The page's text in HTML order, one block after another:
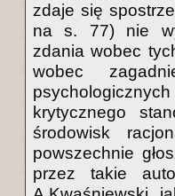
zdaje się
na s. 77) nie
zdania wobec
wobec
krytycznego
środowisk
powszechnie
przez takie